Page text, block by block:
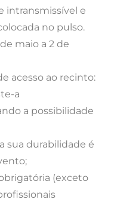
intransmissível e
no pulso.
maio a 2 de
acesso ao recinto:
a
a possibilidade
sua durabilidade é
(exceto